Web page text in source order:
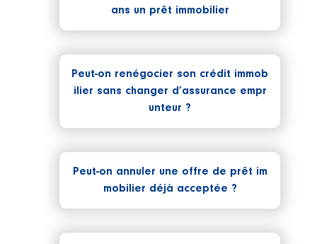
ans un prêt immobilier
Peut-on renégocier son crédit immob
ilier sans changer d’assurance empr
unteur ?
Peut-on annuler une offre de prêt im
mobilier déjà acceptée ?